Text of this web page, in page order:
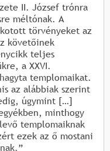
II. József trónra
méltónak. A
törvényeket az
követőinek
teljes
a XXVI.
templomaikat.
az alábbiak szerint
úgymint […]
minthogy
templomaiknak
ezek az ő mostani